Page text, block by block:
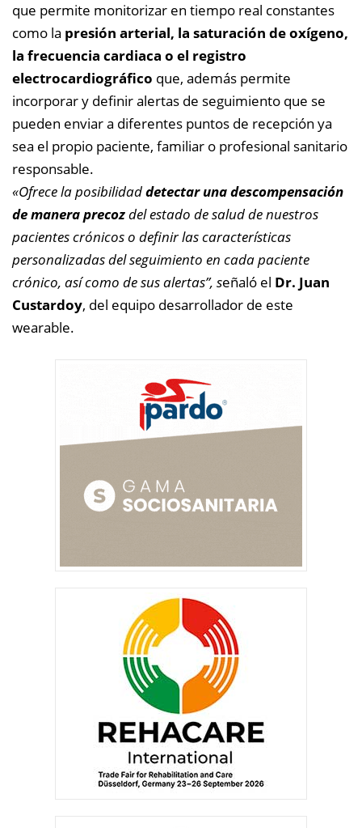
que permite monitorizar en tiempo real constantes
como la presión arterial, la saturación de oxígeno,
la frecuencia cardiaca o el registro
electrocardiográfico que, además permite
incorporar y definir alertas de seguimiento que se
pueden enviar a diferentes puntos de recepción ya
sea el propio paciente, familiar o profesional sanitario
responsable.
«Ofrece la posibilidaddetectar una descompensación
de manera precozdel estado de salud de nuestros
pacientes crónicos o definir las características
personalizadas del seguimiento en cada paciente
crónico, así como de sus alertas”, señaló el Dr. Juan
Custardoy, del equipo desarrollador de este
wearable.